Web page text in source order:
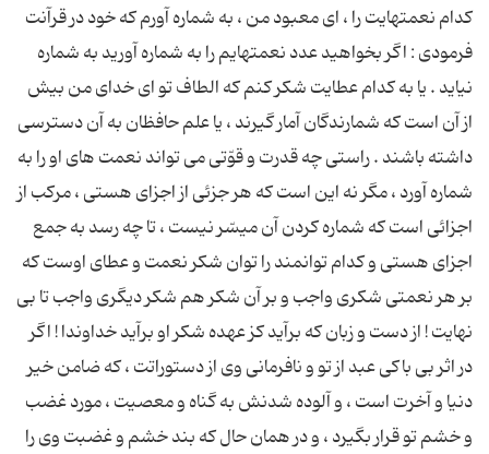
کدام نعمتهایت را ، ای معبود من ، به شماره آورم که خود در قرآنت
فرمودی : اگر بخواهید عدد نعمتهایم را به شماره آورید به شماره
نیاید . یا به کدام عطایت شکر کنم که الطاف تو ای خدای من بیش
از آن است که شمارندگان آمار گیرند ، یا علم حافظان به آن دسترسی
داشته باشند . راستی چه قدرت و قوّتی می تواند نعمت های او را به
شماره آورد ، مگر نه این است که هر جزئی از اجزای هستی ، مرکب از
اجزائی است که شماره کردن آن میسّر نیست ، تا چه رسد به جمع
اجزای هستی و کدام توانمند را توان شکر نعمت و عطای اوست که
بر هر نعمتی شکری واجب و بر آن شکر هم شکر دیگری واجب تا بی
نهایت ! از دست و زبان که برآید کز عهده شکر او برآید خداوندا ! اگر
در اثر بی باکی عبد از تو و نافرمانی وی از دستوراتت ، که ضامن خیر
دنیا و آخرت است ، و آلوده شدنش به گناه و معصیت ، مورد غضب
و خشم تو قرار بگیرد ، و در همان حال که بند خشم و غضبت وی را